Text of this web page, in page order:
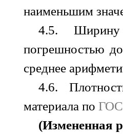
наименьшим
4.5.
погрешностью
среднее
4.6.
материала по
(Измененная